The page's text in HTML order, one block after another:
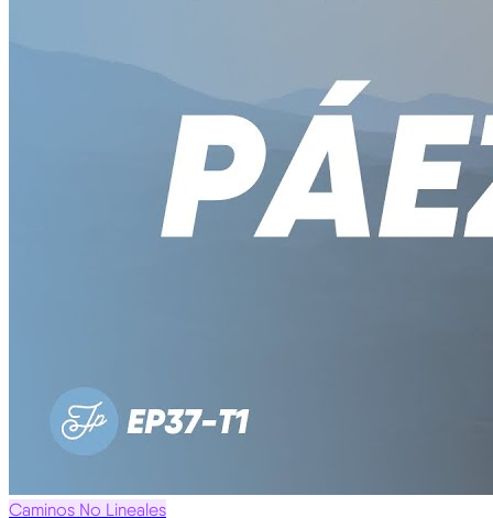
Caminos No Lineales